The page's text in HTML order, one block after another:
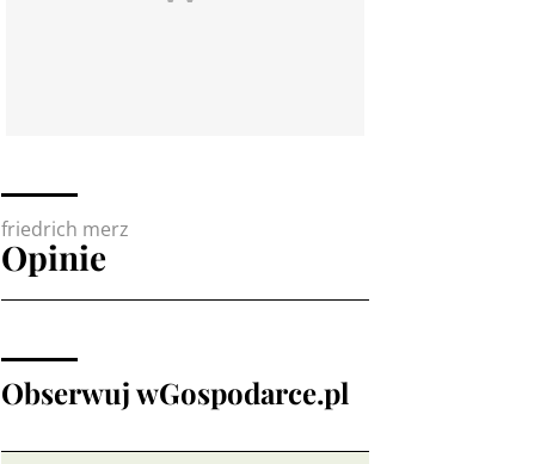
friedrich merz
Opinie
Obserwuj wGospodarce.pl